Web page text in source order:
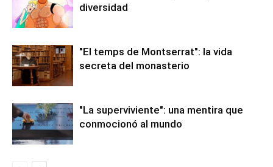
diversidad
"El temps de Montserrat": la vida
secreta del monasterio
"La superviviente": una mentira que
conmocionó al mundo